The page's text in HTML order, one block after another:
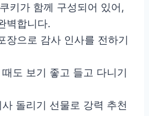
키가 함께 구성되어 있어,
벽합니다.
장으로 감사 인사를 전하기
도 보기 좋고 들고 다니기
돌리기 선물로 강력 추천